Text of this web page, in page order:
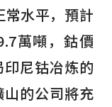
常水平，預計
萬噸，鈷價
尼钴冶炼的
的公司將充